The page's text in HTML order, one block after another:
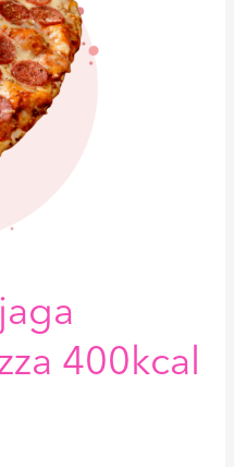
400kcal